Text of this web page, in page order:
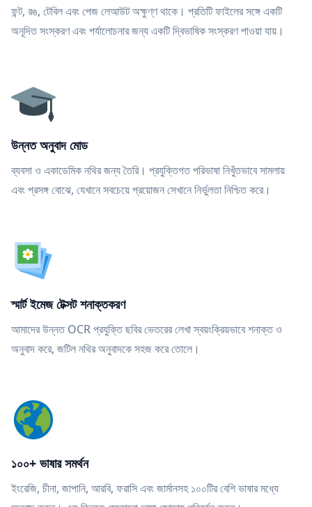
ফন্ট, রঙ, টেবিল এবং পেজ লেআউট অক্ষুণ্ণ থাকে। প্রতিটি ফাইলের সঙ্গে একটি
অনূদিত সংস্করণ এবং পর্যালোচনার জন্য একটি দ্বিভাষিক সংস্করণ পাওয়া যায়।
উন্নত অনুবাদ মোড
ব্যবসা ও একাডেমিক নথির জন্য তৈরি। প্রযুক্তিগত পরিভাষা নিখুঁতভাবে সামলায়
এবং প্রসঙ্গ বোঝে, যেখানে সবচেয়ে প্রয়োজন সেখানে নির্ভুলতা নিশ্চিত করে।
স্মার্ট ইমেজ টেক্সট শনাক্তকরণ
আমাদের উন্নত OCR প্রযুক্তি ছবির ভেতরের লেখা স্বয়ংক্রিয়ভাবে শনাক্ত ও
অনুবাদ করে, জটিল নথির অনুবাদকে সহজ করে তোলে।
১০০+ ভাষার সমর্থন
ইংরেজি, চীনা, জাপানি, আরবি, ফরাসি এবং জার্মানসহ ১০০টির বেশি ভাষার মধ্যে